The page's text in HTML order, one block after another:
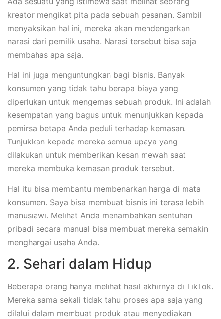
kreator mengikat pita pada sebuah pesanan. Sambil
menyaksikan hal ini, mereka akan mendengarkan
narasi dari pemilik usaha. Narasi tersebut bisa saja
membahas apa saja.
Hal ini juga menguntungkan bagi bisnis. Banyak
konsumen yang tidak tahu berapa biaya yang
diperlukan untuk mengemas sebuah produk. Ini adalah
kesempatan yang bagus untuk menunjukkan kepada
pemirsa betapa Anda peduli terhadap kemasan.
Tunjukkan kepada mereka semua upaya yang
dilakukan untuk memberikan kesan mewah saat
mereka membuka kemasan produk tersebut.
Hal itu bisa membantu membenarkan harga di mata
konsumen. Saya bisa membuat bisnis ini terasa lebih
manusiawi. Melihat Anda menambahkan sentuhan
pribadi secara manual bisa membuat mereka semakin
menghargai usaha Anda.
2. Sehari dalam Hidup
Beberapa orang hanya melihat hasil akhirnya di TikTok.
Mereka sama sekali tidak tahu proses apa saja yang
dilalui dalam membuat produk atau menyediakan